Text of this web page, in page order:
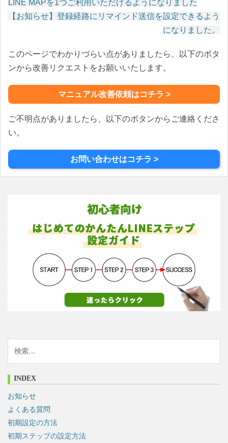
稿
ナ
ー
シ
LINE MAPを1つご利用いただけるようになりました
【お知らせ】登録経路にリマインド送信を設定できるよう
になりました。
このページでわかりづらい点がありましたら、以下のボタ
ンから改善リクエストをお願いいたします。
マニュアル改善依頼はコチラ >
ご不明点がありましたら、以下のボタンからご連絡くださ
い。
お問い合わせはコチラ >
検
:
INDEX
お知らせ
よくある質問
初期設定の方法
初期ステップの設定方法